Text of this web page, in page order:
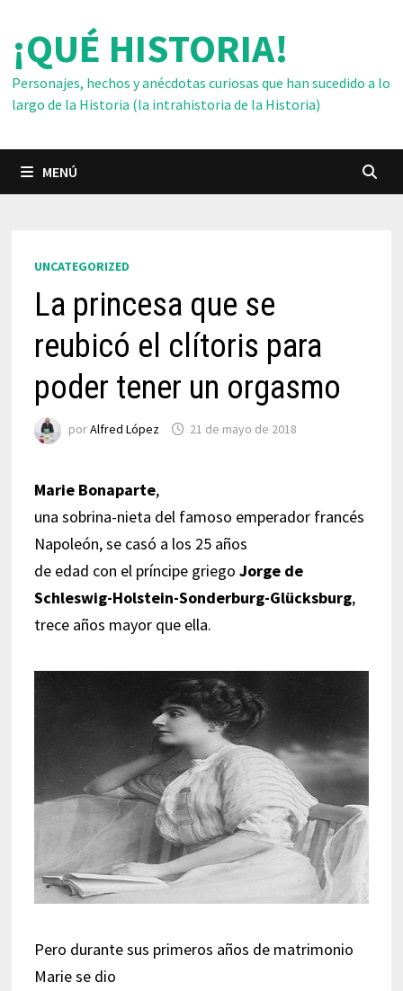
contenido
¡QUÉ HISTORIA!
Personajes, hechos y anécdotas curiosas que han sucedido a lo
largo de la Historia (la intrahistoria de la Historia)
MENÚ
UNCATEGORIZED
La princesa que se
reubicó el clítoris para
poder tener un orgasmo
porAlfred López 21 de mayo de 2018
Marie Bonaparte,
una sobrina-nieta del famoso emperador francés
Napoleón, se casó a los 25 años
de edad con el príncipe griego Jorge de
Schleswig-Holstein-Sonderburg-Glücksburg,
trece años mayor que ella.
Pero durante sus primeros años de matrimonio
Marie se dio